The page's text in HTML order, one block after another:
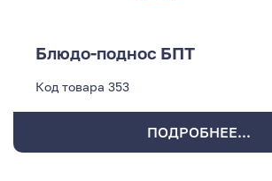
Блюдо-поднос БПТ
Код товара 353
ПОДРОБНЕЕ...